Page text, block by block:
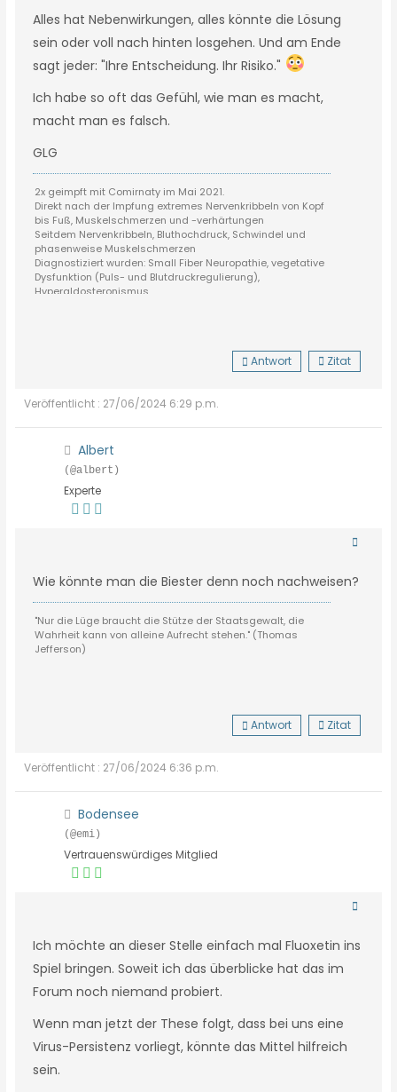
Alles hat Nebenwirkungen, alles könnte die Lösung
sein oder voll nach hinten losgehen. Und am Ende
sagt jeder: "Ihre Entscheidung. Ihr Risiko."
Ich habe so oft das Gefühl, wie man es macht,
macht man es falsch.
GLG
2x geimpft mit Comirnaty im Mai 2021.
Direkt nach der Impfung extremes Nervenkribbeln von Kopf
bis Fuß, Muskelschmerzen und -verhärtungen
Seitdem Nervenkribbeln, Bluthochdruck, Schwindel und
phasenweise Muskelschmerzen
Diagnostiziert wurden: Small Fiber Neuropathie, vegetative
Dysfunktion (Puls- und Blutdruckregulierung),
Hyperaldosteronismus
Antwort Zitat
Veröffentlicht : 27/06/2024 6:29 p.m.
Albert
(@albert)
Experte
Wie könnte man die Biester denn noch nachweisen?
"Nur die Lüge braucht die Stütze der Staatsgewalt, die
Wahrheit kann von alleine Aufrecht stehen." (Thomas
Jefferson)
Antwort Zitat
Veröffentlicht : 27/06/2024 6:36 p.m.
Bodensee
(@emi)
Vertrauenswürdiges Mitglied
Ich möchte an dieser Stelle einfach mal Fluoxetin ins
Spiel bringen. Soweit ich das überblicke hat das im
Forum noch niemand probiert.
Wenn man jetzt der These folgt, dass bei uns eine
Virus-Persistenz vorliegt, könnte das Mittel hilfreich
sein.